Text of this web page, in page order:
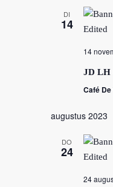
DI
14
14
JD LH
Café De
augustus 2023
DO
24
24